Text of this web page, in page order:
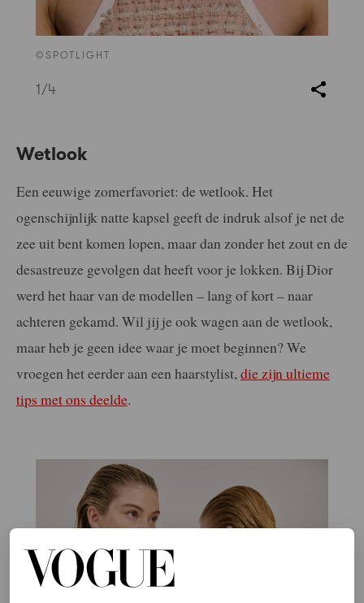
©SPOTLIGHT
1/4
Wetlook
Een eeuwige zomerfavoriet: de wetlook. Het
ogenschijnlijk natte kapsel geeft de indruk alsof je net de
zee uit bent komen lopen, maar dan zonder het zout en de
desastreuze gevolgen dat heeft voor je lokken. Bij Dior
werd het haar van de modellen – lang of kort – naar
achteren gekamd. Wil jij je ook wagen aan de wetlook,
maar heb je geen idee waar je moet beginnen? We
vroegen het eerder aan een haarstylist,die zijn ultieme
tips met ons deelde.